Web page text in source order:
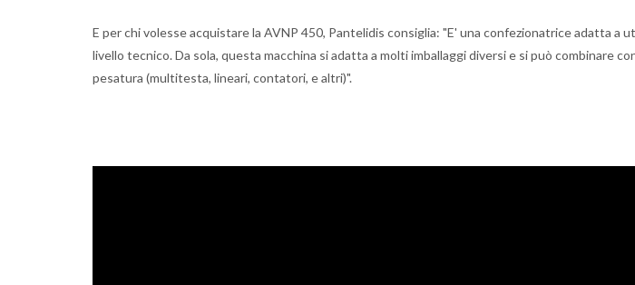
E per chi volesse acquistare la AVNP 450, Pantelidis consiglia: "E' una confezionatrice adatta a
livello tecnico. Da sola, questa macchina si adatta a molti imballaggi diversi e si può combinare
pesatura (multitesta, lineari, contatori, e altri)".